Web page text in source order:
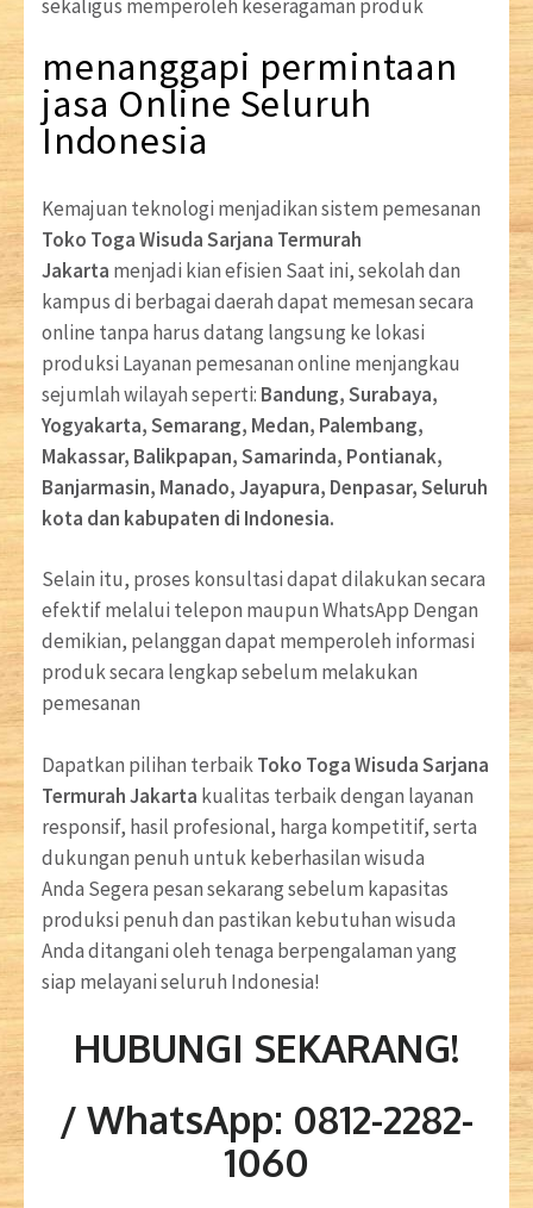
sekaligus memperoleh keseragaman produk
menanggapi permintaan
jasa Online Seluruh
Indonesia
Kemajuan teknologi menjadikan sistem pemesanan
Toko Toga Wisuda Sarjana Termurah
Jakarta menjadi kian efisien Saat ini, sekolah dan
kampus di berbagai daerah dapat memesan secara
online tanpa harus datang langsung ke lokasi
produksi Layanan pemesanan online menjangkau
sejumlah wilayah seperti: Bandung, Surabaya,
Yogyakarta, Semarang, Medan, Palembang,
Makassar, Balikpapan, Samarinda, Pontianak,
Banjarmasin, Manado, Jayapura, Denpasar, Seluruh
kota dan kabupaten di Indonesia.
Selain itu, proses konsultasi dapat dilakukan secara
efektif melalui telepon maupun WhatsApp Dengan
demikian, pelanggan dapat memperoleh informasi
produk secara lengkap sebelum melakukan
pemesanan
Dapatkan pilihan terbaikToko Toga Wisuda Sarjana
Termurah Jakarta kualitas terbaik dengan layanan
responsif, hasil profesional, harga kompetitif, serta
dukungan penuh untuk keberhasilan wisuda
Anda Segera pesan sekarang sebelum kapasitas
produksi penuh dan pastikan kebutuhan wisuda
Anda ditangani oleh tenaga berpengalaman yang
siap melayani seluruh Indonesia!
HUBUNGI SEKARANG!
/ WhatsApp: 0812-2282-
1060